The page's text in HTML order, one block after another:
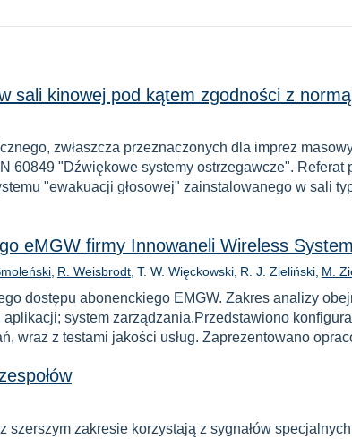
sali kinowej pod kątem zgodności z normą
zwłaszcza przeznaczonych dla imprez
60849 "Dźwiękowe systemy ostrzegawcze". Referat
"ewakuacji głosowej" zainstalowanego w sali
eMGW firmy Innowaneli Wireless
R. Weisbrodt T. W. Więckowski R. J. Zieliński M.
dostępu abonenckiego EMGW. Zakres analizy
system zarządzania.Przedstawiono
wraz z testami jakości usług. Zaprezentowano
zakresie korzystają z sygnałów